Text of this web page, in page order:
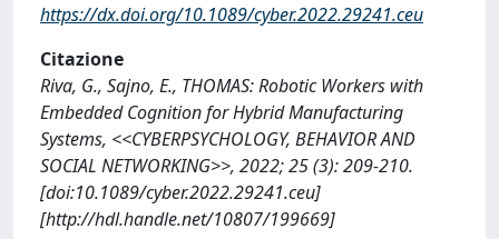
https://dx.doi.org/10.1089/cyber.2022.29241.ceu
Citazione
Riva, G., Sajno, E., THOMAS: Robotic Workers with
Embedded Cognition for Hybrid Manufacturing
Systems, <<CYBERPSYCHOLOGY, BEHAVIOR AND
SOCIAL NETWORKING>>, 2022; 25 (3): 209-210.
[doi:10.1089/cyber.2022.29241.ceu]
[http://hdl.handle.net/10807/199669]